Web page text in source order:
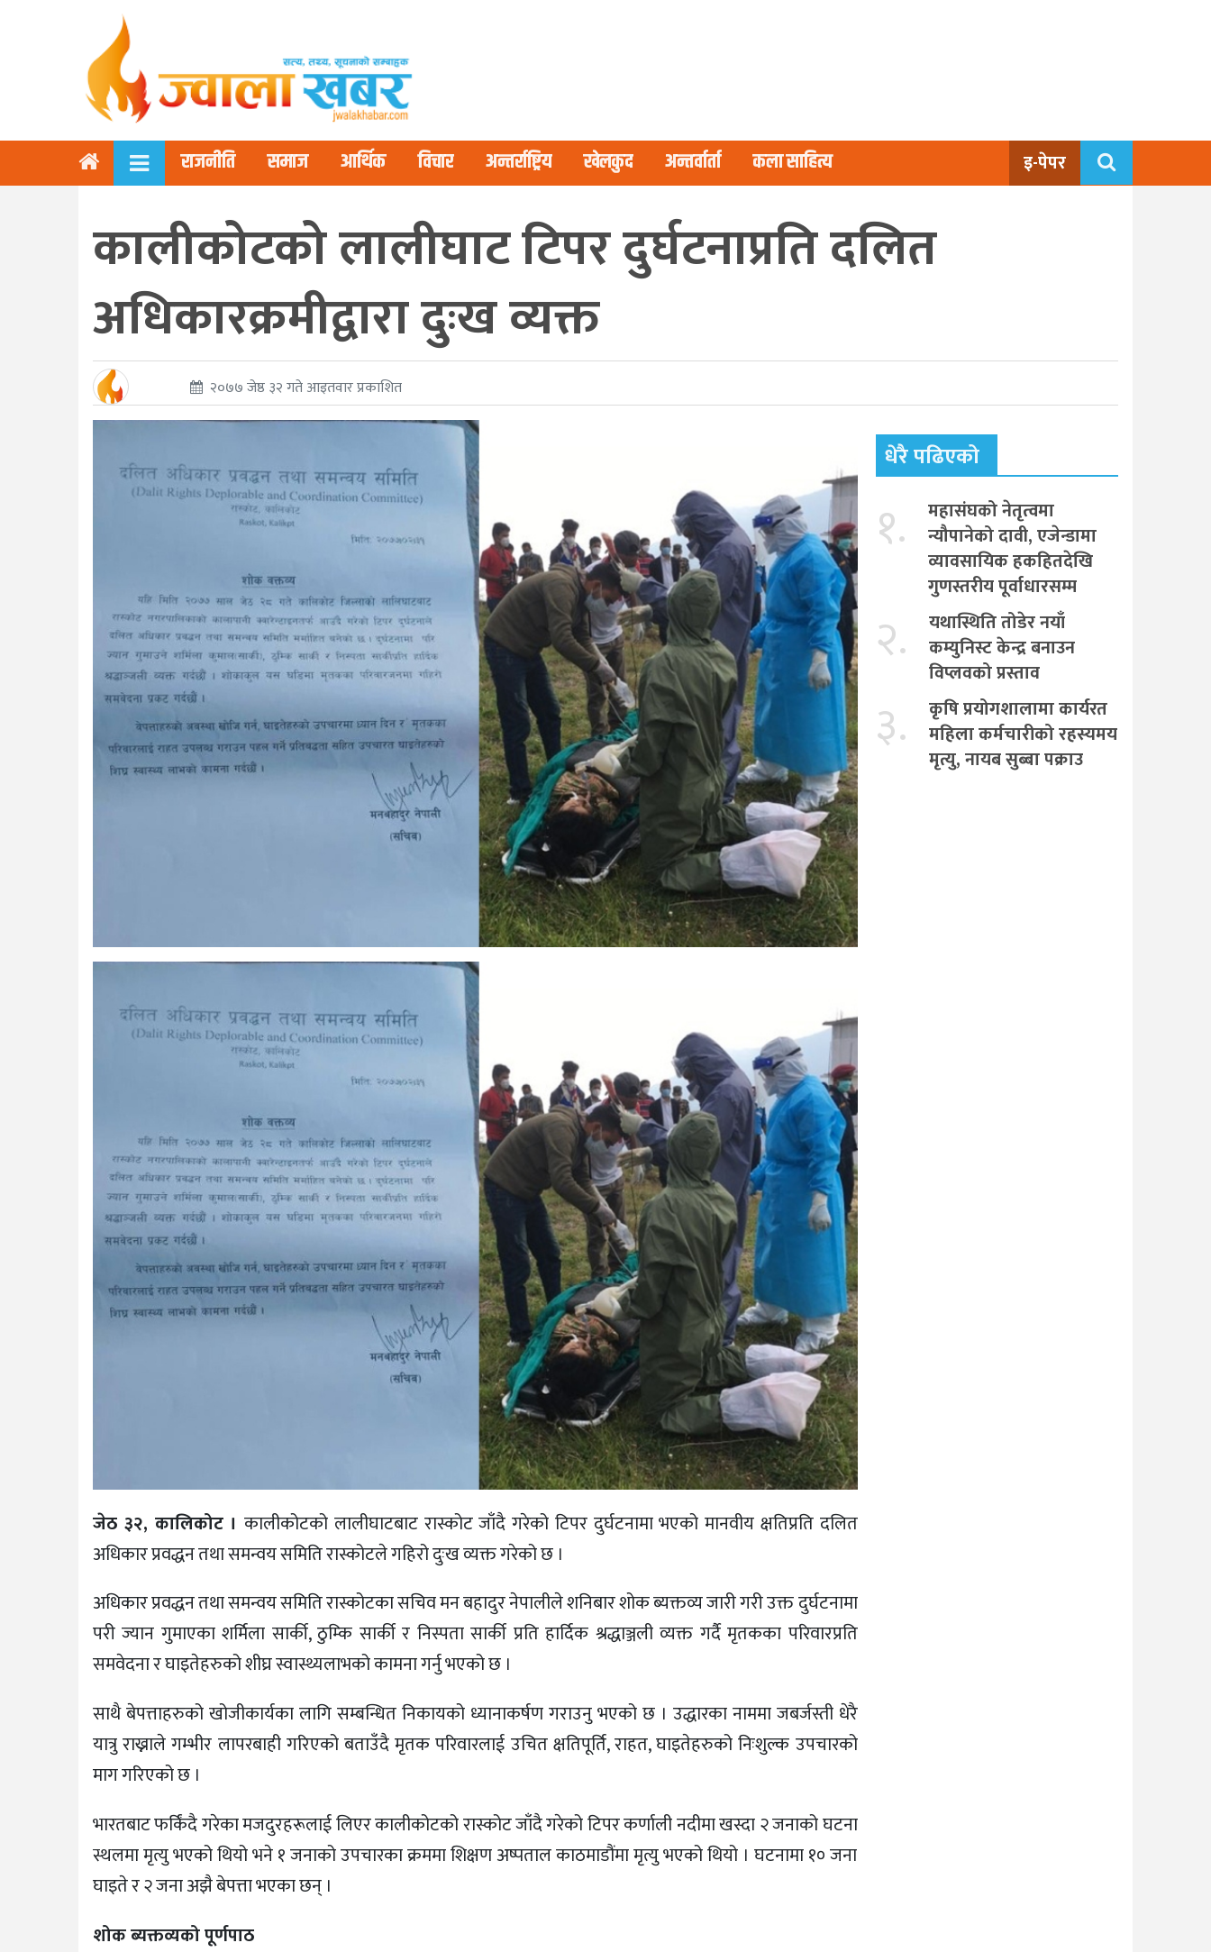
राजनीति समाज आर्थिक विचार अन्तर्राष्ट्रिय खेलकुद अन्तर्वार्ता कला साहित्य इ-पेपर
कालीकोटको लालीघाट टिपर दुर्घटनाप्रति दलित
अधिकारक्रमीद्वारा दुःख व्यक्त
२०७७ जेष्ठ ३२ गते आइतवार प्रकाशित
जेठ ३२, कालिकोट । कालीकोटको लालीघाटबाट रास्कोट जाँदै गरेको टिपर दुर्घटनामा भएको मानवीय क्षतिप्रति दलित
अधिकार प्रवद्धन तथा समन्वय समिति रास्कोटले गहिरो दुःख व्यक्त गरेको छ ।
अधिकार प्रवद्धन तथा समन्वय समिति रास्कोटका सचिव मन बहादुर नेपालीले शनिबार शोक ब्यक्तव्य जारी गरी उक्त दुर्घटनामा
परी ज्यान गुमाएका शर्मिला सार्की, ठुम्कि सार्की र निस्पता सार्की प्रति हार्दिक श्रद्धाञ्जली व्यक्त गर्दै मृतकका परिवारप्रति
समवेदना र घाइतेहरुको शीघ्र स्वास्थ्यलाभको कामना गर्नु भएको छ ।
साथै बेपत्ताहरुको खोजीकार्यका लागि सम्बन्धित निकायको ध्यानाकर्षण गराउनु भएको छ । उद्धारका नाममा जबर्जस्ती धेरै
यात्रु राख्नाले गम्भीर लापरबाही गरिएको बताउँदै मृतक परिवारलाई उचित क्षतिपूर्ति, राहत, घाइतेहरुको निःशुल्क उपचारको
माग गरिएको छ ।
भारतबाट फर्किंदै गरेका मजदुरहरूलाई लिएर कालीकोटको रास्कोट जाँदै गरेको टिपर कर्णाली नदीमा खस्दा २ जनाको घटना
स्थलमा मृत्यु भएको थियो भने १ जनाको उपचारका क्रममा शिक्षण अष्पताल काठमाडौंमा मृत्यु भएको थियो । घटनामा १० जना
घाइते र २ जना अझै बेपत्ता भएका छन् ।
शोक ब्यक्तव्यको पूर्णपाठ
धेरै पढिएको
१.
महासंघको नेतृत्वमा
न्यौपानेको दावी, एजेन्डामा
व्यावसायिक हकहितदेखि
गुणस्तरीय पूर्वाधारसम्म
२.
यथास्थिति तोडेर नयाँ
कम्युनिस्ट केन्द्र बनाउन
विप्लवको प्रस्ताव
३.
कृषि प्रयोगशालामा कार्यरत
महिला कर्मचारीको रहस्यमय
मृत्यु, नायब सुब्बा पक्राउ